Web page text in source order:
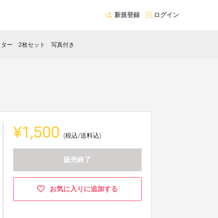
新規登録 ログイン
ター 2枚セット 写真付き
¥1,500 (税込/送料込)
販売終了
お気に入りに追加する